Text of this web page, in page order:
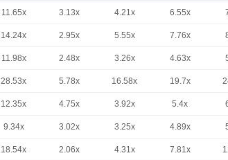
11.65x 3.13x 4.21x 6.55x
14.24x 2.95x 5.55x 7.76x
11.98x 2.48x 3.26x 4.63x
28.53x 5.78x 16.58x 19.7x
12.35x 4.75x 3.92x 5.4x
9.34x 3.02x 3.25x 4.89x
18.54x 2.06x 4.31x 7.81x